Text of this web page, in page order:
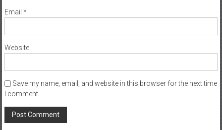
Email *
Website
Save my name, email, and website in this browser for the next time
I comment.